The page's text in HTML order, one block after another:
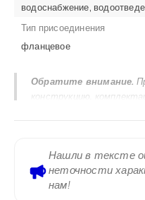
водоснабжение,
Тип присоединения
фланцевое
Обратите внимание.
конструкцию,
руководстве по
на корпусе и заводском
размещенная на сайте,
Нашли в тексте
неточности
нам!